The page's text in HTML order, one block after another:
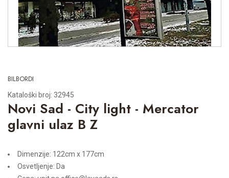
BILBORDI
Kataloški broj: 32945
Novi Sad - City light - Mercator
glavni ulaz B Z
Dimenzije: 122cm x 177cm
Osvetljenje: Da